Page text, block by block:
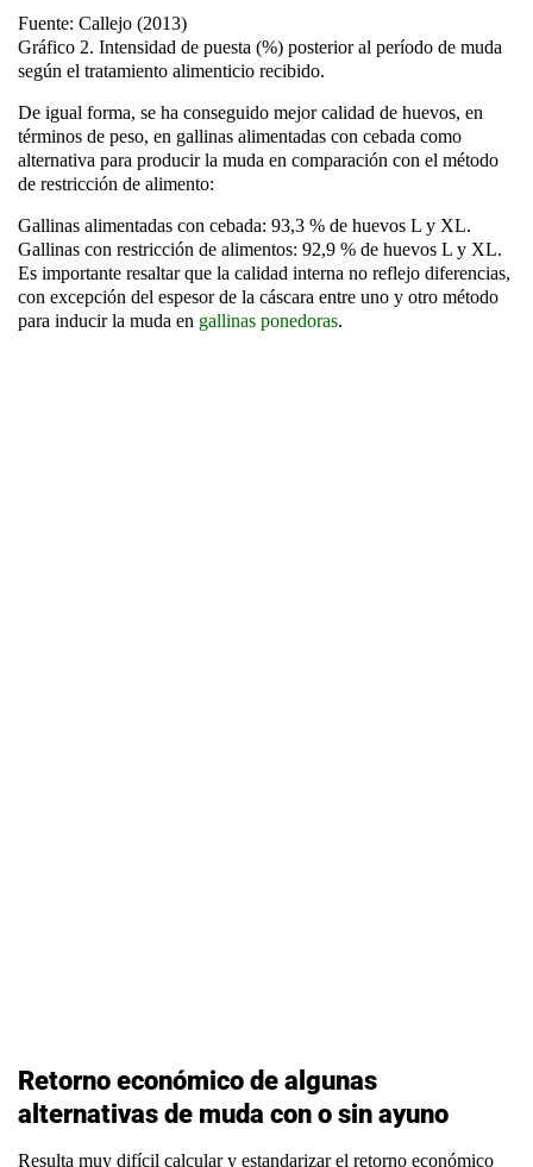
Fuente: Callejo (2013)
Gráfico 2. Intensidad de puesta (%) posterior al período de muda
según el tratamiento alimenticio recibido.
De igual forma, se ha conseguido mejor calidad de huevos, en
términos de peso, en gallinas alimentadas con cebada como
alternativa para producir la muda en comparación con el método
de restricción de alimento:
Gallinas alimentadas con cebada: 93,3 % de huevos L y XL.
Gallinas con restricción de alimentos: 92,9 % de huevos L y XL.
Es importante resaltar que la calidad interna no reflejo diferencias,
con excepción del espesor de la cáscara entre uno y otro método
para inducir la muda en gallinas ponedoras.
Retorno económico de algunas
alternativas de muda con o sin ayuno
Resulta muy difícil calcular y estandarizar el retorno económico